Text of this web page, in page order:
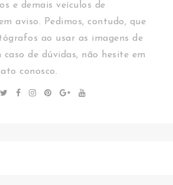
e demais veículos de
aviso. Pedimos, contudo, que
ao usar as imagens de
caso de dúvidas, não hesite em
conosco.